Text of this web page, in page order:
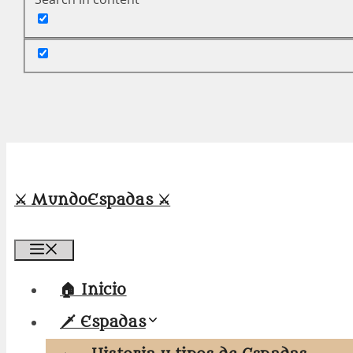
⚔️ MundoEspadas ⚔️
🏠 Inicio
🗡️ Espadas